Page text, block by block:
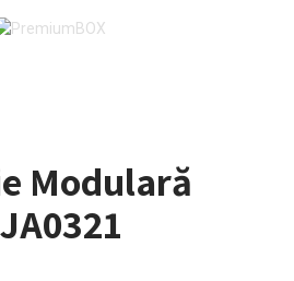
Modulară